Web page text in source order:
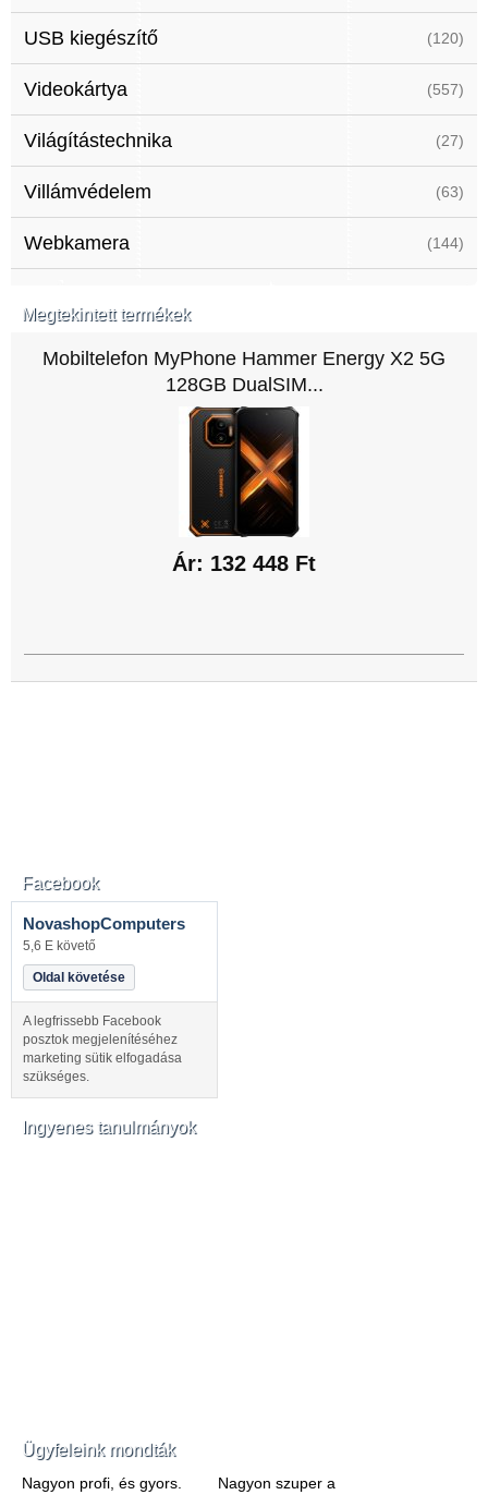
USB kiegészítő (120)
Videokártya (557)
Világítástechnika (27)
Villámvédelem (63)
Webkamera (144)
Megtekintett termékek
Mobiltelefon MyPhone Hammer Energy X2 5G
128GB DualSIM...
Ár: 132 448 Ft
Facebook
NovashopComputers
5,6 E követő
Oldal követése
A legfrissebb Facebook
posztok megjelenítéséhez
marketing sütik elfogadása
szükséges.
Ingyenes tanulmányok
Ügyfeleink mondták
Nagyon profi, és gyors.
Nagyon szuper a